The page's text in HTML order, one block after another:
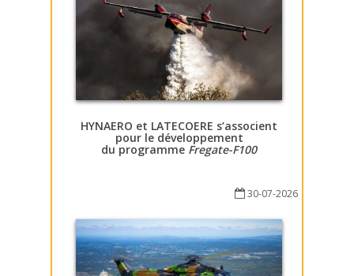
HYNAERO et LATECOERE s’associent
pour le développement
du programme Fregate-F100
30-07-2026